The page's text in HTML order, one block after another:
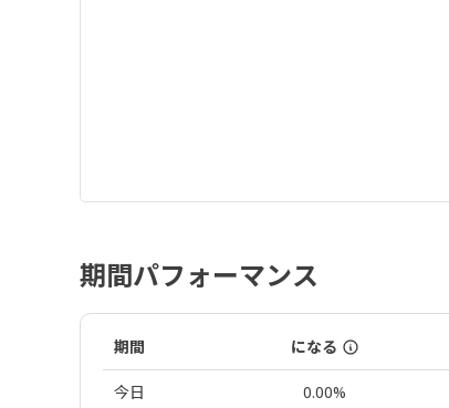
期間パフォーマンス
期間 になる
今日 0.00%